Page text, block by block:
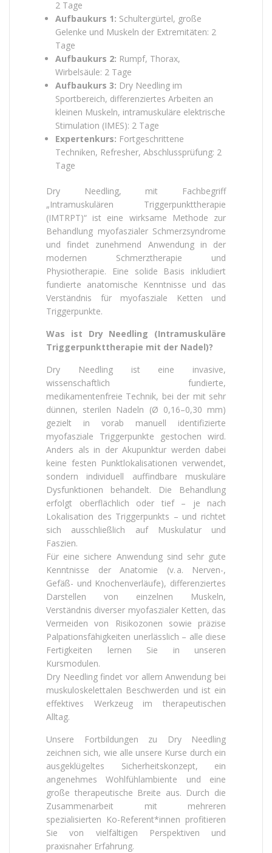
2 Tage
Aufbaukurs 1: Schultergürtel, große
Gelenke und Muskeln der Extremitäten: 2
Tage
Aufbaukurs 2: Rumpf, Thorax,
Wirbelsäule: 2 Tage
Aufbaukurs 3: Dry Needling im
Sportbereich, differenziertes Arbeiten an
kleinen Muskeln, intramuskuläre elektrische
Stimulation (IMES): 2 Tage
Expertenkurs: Fortgeschrittene
Techniken, Refresher, Abschlussprüfung: 2
Tage
Dry Needling, mit Fachbegriff
„Intramuskulären Triggerpunkttherapie
(IMTRPT)“ ist eine wirksame Methode zur
Behandlung myofaszialer Schmerzsyndrome
und findet zunehmend Anwendung in der
modernen Schmerztherapie und
Physiotherapie. Eine solide Basis inkludiert
fundierte anatomische Kenntnisse und das
Verständnis für myofasziale Ketten und
Triggerpunkte.
Was ist Dry Needling (Intramuskuläre
Triggerpunkttherapie mit der Nadel)?
Dry Needling ist eine invasive,
wissenschaftlich fundierte,
medikamentenfreie Technik, bei der mit sehr
dünnen, sterilen Nadeln (Ø 0,16–0,30 mm)
gezielt in vorab manuell identifizierte
myofasziale Triggerpunkte gestochen wird.
Anders als in der Akupunktur werden dabei
keine festen Punktlokalisationen verwendet,
sondern individuell auffindbare muskuläre
Dysfunktionen behandelt. Die Behandlung
erfolgt oberflächlich oder tief – je nach
Lokalisation des Triggerpunkts – und richtet
sich ausschließlich auf Muskulatur und
Faszien.
Für eine sichere Anwendung sind sehr gute
Kenntnisse der Anatomie (v. a. Nerven-,
Gefäß- und Knochenverläufe), differenziertes
Darstellen von einzelnen Muskeln,
Verständnis diverser myofaszialer Ketten, das
Vermeiden von Risikozonen sowie präzise
Palpationsfähigkeiten unerlässlich – alle diese
Fertigkeiten lernen Sie in unseren
Kursmodulen.
Dry Needling findet vor allem Anwendung bei
muskuloskelettalen Beschwerden und ist ein
effektives Werkzeug im therapeutischen
Alltag.
Unsere Fortbildungen zu Dry Needling
zeichnen sich, wie alle unsere Kurse durch ein
ausgeklügeltes Sicherheitskonzept, ein
angenehmes Wohlfühlambiente und eine
große therapeutische Breite aus. Durch die
Zusammenarbeit mit mehreren
spezialisierten Ko-Referent*innen profitieren
Sie von vielfältigen Perspektiven und
praxisnaher Erfahrung.